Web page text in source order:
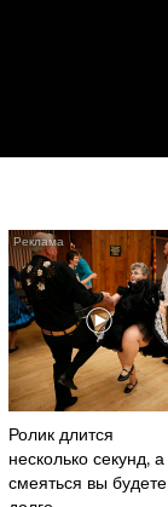
Ролик длится
несколько секунд, а
смеяться вы будете